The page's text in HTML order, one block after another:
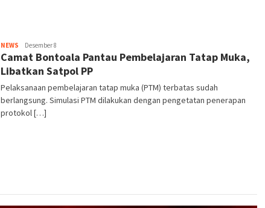
NEWS Yusuf
Ahmad
Desember 8
Camat Bontoala Pantau Pembelajaran Tatap Muka,
Libatkan Satpol PP
Pelaksanaan pembelajaran tatap muka (PTM) terbatas sudah
berlangsung. Simulasi PTM dilakukan dengan pengetatan penerapan
protokol […]